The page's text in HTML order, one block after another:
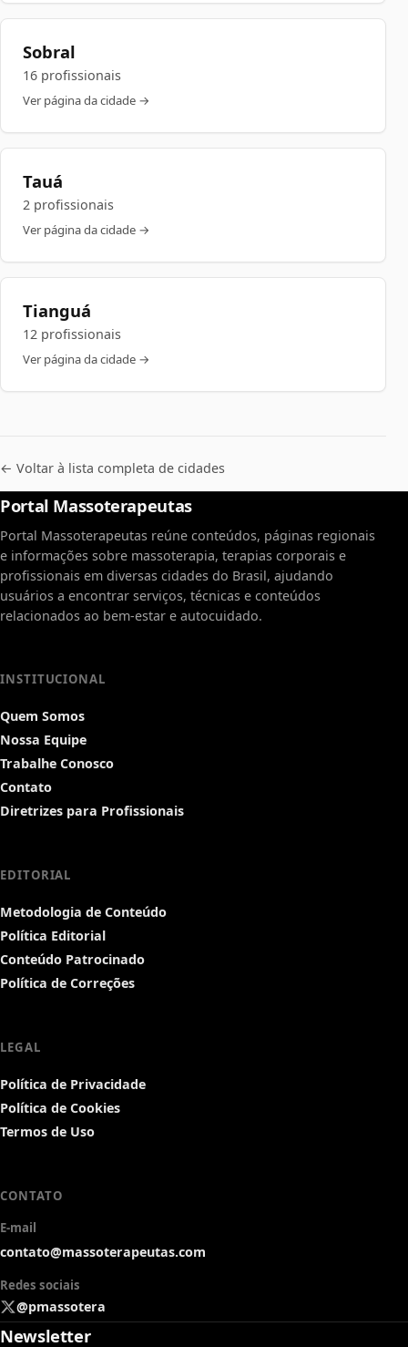
Sobral
16 profissionais
Ver página da cidade →
Tauá
2 profissionais
Ver página da cidade →
Tianguá
12 profissionais
Ver página da cidade →
← Voltar à lista completa de cidades
Portal Massoterapeutas
Portal Massoterapeutas reúne conteúdos, páginas regionais
e informações sobre massoterapia, terapias corporais e
profissionais em diversas cidades do Brasil, ajudando
usuários a encontrar serviços, técnicas e conteúdos
relacionados ao bem-estar e autocuidado.
INSTITUCIONAL
Quem Somos
Nossa Equipe
Trabalhe Conosco
Contato
Diretrizes para Profissionais
EDITORIAL
Metodologia de Conteúdo
Política Editorial
Conteúdo Patrocinado
Política de Correções
LEGAL
Política de Privacidade
Política de Cookies
Termos de Uso
CONTATO
E-mail
contato@massoterapeutas.com
Redes sociais
@pmassotera
Newsletter